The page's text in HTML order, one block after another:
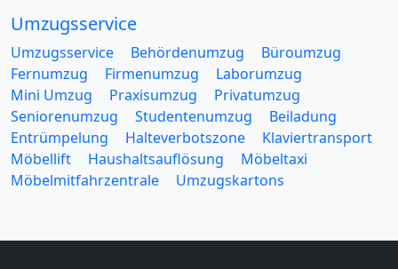
Umzugsservice
Umzugsservice Behördenumzug
Büroumzug
Fernumzug
Firmenumzug
Laborumzug
Mini Umzug
Praxisumzug
Privatumzug
Seniorenumzug
Studentenumzug
Beiladung
Entrümpelung
Halteverbotszone
Klaviertransport
Möbellift
Haushaltsauflösung
Möbeltaxi
Möbelmitfahrzentrale
Umzugskartons